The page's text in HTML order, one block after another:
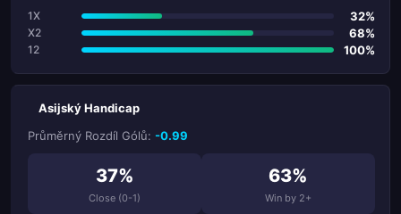
1X 32%
X2 68%
12 100%
Asijský Handicap
Průměrný Rozdíl Gólů: -0.99
37%
Close (0-1)
63%
Win by 2+